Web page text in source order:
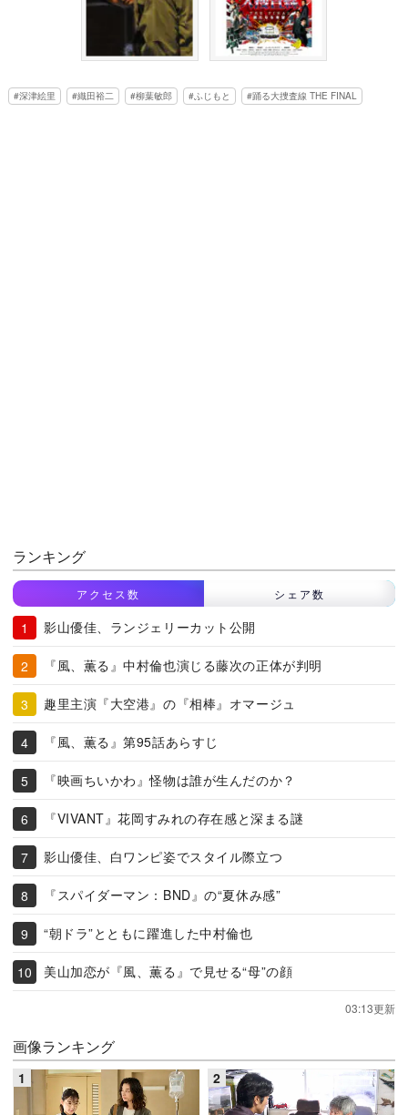
深津絵里 織田裕二 柳葉敏郎 ふじもと 踊る大捜査線 THE FINAL
ランキング
アクセス数 シェア数
影山優佳、ランジェリーカット公開
『風、薫る』中村倫也演じる藤次の正体が判明
趣里主演『大空港』の『相棒』オマージュ
『風、薫る』第95話あらすじ
『映画ちいかわ』怪物は誰が生んだのか？
『VIVANT』花岡すみれの存在感と深まる謎
影山優佳、白ワンピ姿でスタイル際立つ
『スパイダーマン：BND』の“夏休み感”
“朝ドラ”とともに躍進した中村倫也
美山加恋が『風、薫る』で見せる“母”の顔
03:13更新
画像ランキング